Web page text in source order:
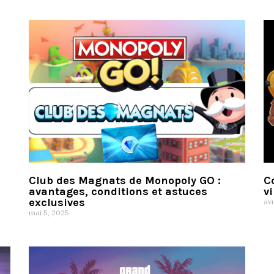
Club des Magnats de Monopoly GO :
avantages, conditions et astuces
exclusives
mai 5, 2025